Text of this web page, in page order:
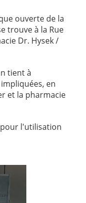
ouverte de la
trouve à la Rue
Dr. Hysek /
tient à
en
et la pharmacie
l'utilisation